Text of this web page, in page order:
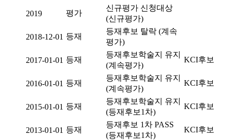
2019 평가
신규평가 신청대상
(신규평가)
2018-12-01 등재
등재후보 탈락 (계속
평가)
2017-01-01 등재
등재후보학술지 유지
(계속평가)
KCI후보
2016-01-01 등재
등재후보학술지 유지
(계속평가)
KCI후보
2015-01-01 등재
등재후보학술지 유지
(등재후보1차)
KCI후보
2013-01-01 등재
등재후보 1차 PASS
(등재후보1차)
KCI후보